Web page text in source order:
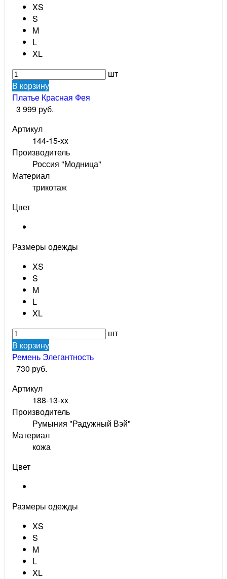
XS
S
M
L
XL
шт
В корзину
Платье Красная Фея
3 999 руб.
Артикул
144-15-xx
Производитель
Россия "Модница"
Материал
трикотаж
Цвет
Размеры одежды
XS
S
M
L
XL
шт
В корзину
Ремень Элегантность
730 руб.
Артикул
188-13-xx
Производитель
Румыния "Радужный Вэй"
Материал
кожа
Цвет
Размеры одежды
XS
S
M
L
XL